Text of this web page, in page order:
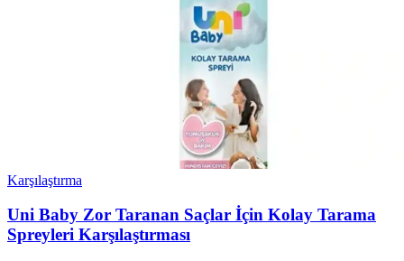
Karşılaştırma
Uni Baby Zor Taranan Saçlar İçin Kolay Tarama
Spreyleri Karşılaştırması